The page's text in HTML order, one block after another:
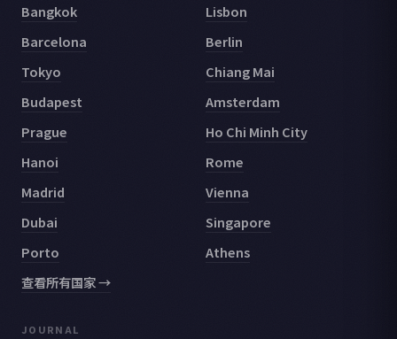
Bangkok
Lisbon
Barcelona
Berlin
Tokyo
Chiang Mai
Budapest
Amsterdam
Prague
Ho Chi Minh City
Hanoi
Rome
Madrid
Vienna
Dubai
Singapore
Porto
Athens
查看所有国家 →
JOURNAL